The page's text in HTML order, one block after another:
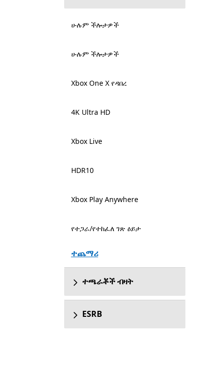
ሁሉም ችሎታዎች
ሁሉም ችሎታዎች
Xbox One X የዳበረ
4K Ultra HD
Xbox Live
HDR10
Xbox Play Anywhere
የተጋራ/የተከፈለ ገጽ ዕይታ
ተጨማሪ
ተጫራቾች ብዛት
ESRB